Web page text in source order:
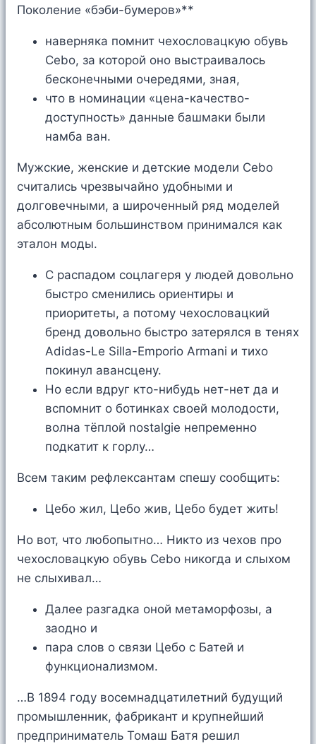
Поколение «бэби-бумеров»**
наверняка помнит чехословацкую обувь
Cebo, за которой оно выстраивалось
бесконечными очередями, зная,
что в номинации «цена-качество-
доступность» данные башмаки были
намба ван.
Мужские, женские и детские модели Cebo
считались чрезвычайно удобными и
долговечными, а широченный ряд моделей
абсолютным большинством принимался как
эталон моды.
С распадом соцлагеря у людей довольно
быстро сменились ориентиры и
приоритеты, а потому чехословацкий
бренд довольно быстро затерялся в тенях
Adidas-Le Silla-Emporio Armani и тихо
покинул авансцену.
Но если вдруг кто-нибудь нет-нет да и
вспомнит о ботинках своей молодости,
волна тёплой nostalgie непременно
подкатит к горлу…
Всем таким рефлексантам спешу сообщить:
Цебо жил, Цебо жив, Цебо будет жить!
Но вот, что любопытно… Никто из чехов про
чехословацкую обувь Cebo никогда и слыхом
не слыхивал…
Далее разгадка оной метаморфозы, а
заодно и
пара слов о связи Цебо с Батей и
функционализмом.
…В 1894 году восемнадцатилетний будущий
промышленник, фабрикант и крупнейший
предприниматель Томаш Батя решил